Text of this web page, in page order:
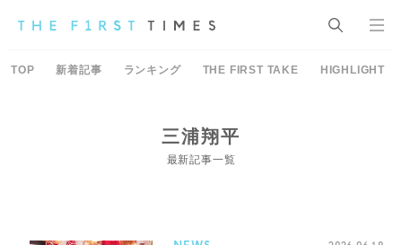
TOP 新着記事 ランキング THE FIRST TAKE HIGHLIGHT
三浦翔平
最新記事一覧